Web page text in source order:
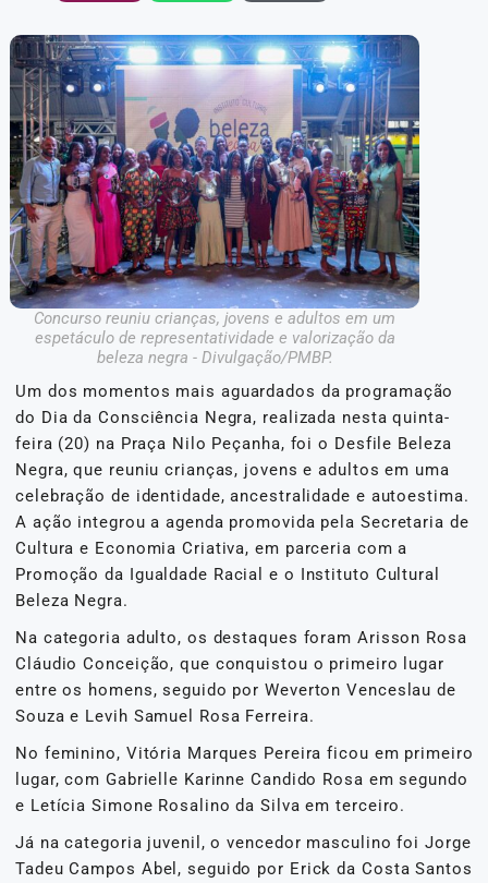
Concurso reuniu crianças, jovens e adultos em um
espetáculo de representatividade e valorização da
beleza negra - Divulgação/PMBP.
Um dos momentos mais aguardados da programação
do Dia da Consciência Negra, realizada nesta quinta-
feira (20) na Praça Nilo Peçanha, foi o Desfile Beleza
Negra, que reuniu crianças, jovens e adultos em uma
celebração de identidade, ancestralidade e autoestima.
A ação integrou a agenda promovida pela Secretaria de
Cultura e Economia Criativa, em parceria com a
Promoção da Igualdade Racial e o Instituto Cultural
Beleza Negra.
Na categoria adulto, os destaques foram Arisson Rosa
Cláudio Conceição, que conquistou o primeiro lugar
entre os homens, seguido por Weverton Venceslau de
Souza e Levih Samuel Rosa Ferreira.
No feminino, Vitória Marques Pereira ficou em primeiro
lugar, com Gabrielle Karinne Candido Rosa em segundo
e Letícia Simone Rosalino da Silva em terceiro.
Já na categoria juvenil, o vencedor masculino foi Jorge
Tadeu Campos Abel, seguido por Erick da Costa Santos